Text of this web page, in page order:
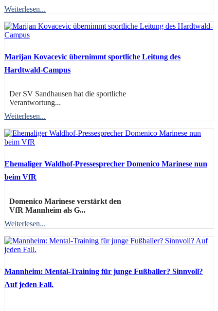
Weiterlesen...
Marijan Kovacevic übernimmt sportliche Leitung des
Hardtwald-Campus
Der SV Sandhausen hat die sportliche
Verantwortung...
Weiterlesen...
Ehemaliger Waldhof-Pressesprecher Domenico Marinese nun
beim VfR
Domenico Marinese verstärkt den
VfR Mannheim als G...
Weiterlesen...
Mannheim: Mental-Training für junge Fußballer? Sinnvoll?
Auf jeden Fall.